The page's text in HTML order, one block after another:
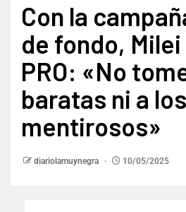
Con la
de fondo,
PRO: «No
baratas ni a los
mentirosos»
diariolamuynegra 10/05/2025